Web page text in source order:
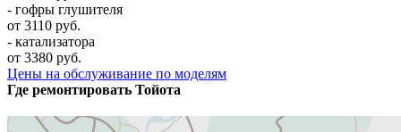
- гофры глушителя
от 3110 руб.
- катализатора
от 3380 руб.
Цены на обслуживание по моделям
Где ремонтировать Тойота